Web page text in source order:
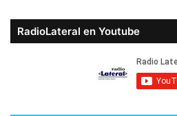
RadioLateral en Youtube